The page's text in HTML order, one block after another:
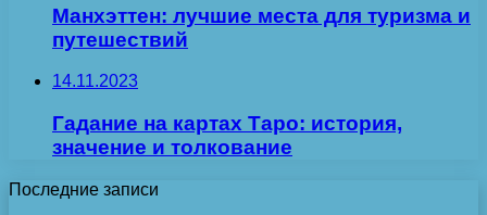
Манхэттен: лучшие места для туризма и
путешествий
14.11.2023
Гадание на картах Таро: история,
значение и толкование
Последние записи